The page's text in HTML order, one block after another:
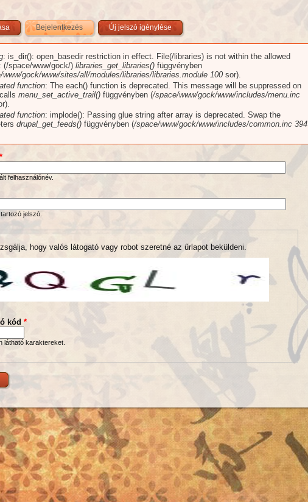
Bejelentkezés(aktív fül)Új jelszó igénylése
: is_dir(): open_basedir restriction in effect. File(/libraries) is not within the allowed
(/space/www/gock/) libraries_get_libraries() függvényben
www/gock/www/sites/all/modules/libraries/libraries.module 100 sor).
function: The each() function is deprecated. This message will be suppressed on
menu_set_active_trail() függvényben (/space/www/gock/www/includes/menu.inc
function: implode(): Passing glue string after array is deprecated. Swap the
drupal_get_feeds() függvényben (/space/www/gock/www/includes/common.inc 394
*
felhasználónév.
jelszó.
hogy valós látogató vagy robot szeretné az űrlapot beküldeni.
kód *
látható karaktereket.